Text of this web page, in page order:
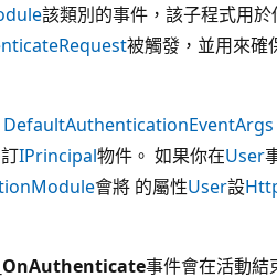
該類別的事件 ，該子程式用於
被觸發，並用來確
DefaultAuthenticationEventArgs
IPrincipal物件。 如果你在User
會將 的屬性User設
事件會在活動結